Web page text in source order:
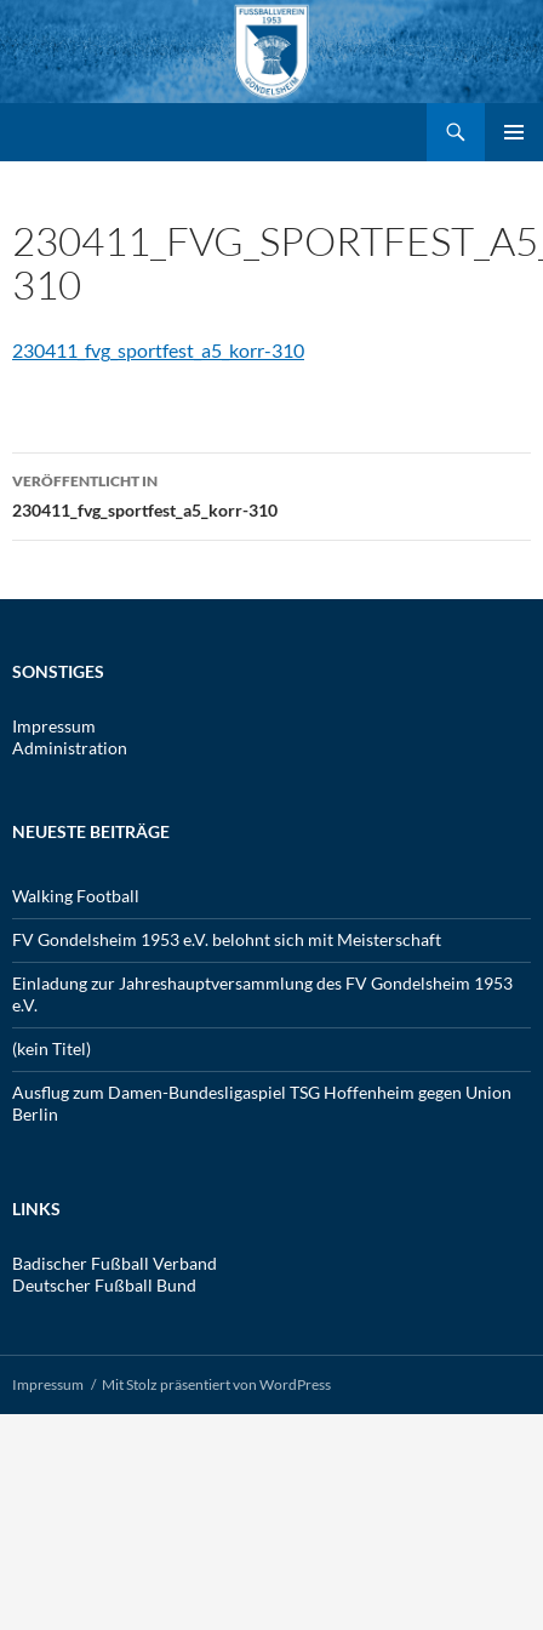
Zum
Inhalt
springen
310
230411_fvg_sportfest_a5_korr-310
Beitragsnavigation
VERÖFFENTLICHT IN
230411_fvg_sportfest_a5_korr-310
SONSTIGES
Impressum
Administration
NEUESTE BEITRÄGE
Walking Football
FV Gondelsheim 1953 e.V. belohnt sich mit Meisterschaft
Einladung zur Jahreshauptversammlung des FV Gondelsheim 1953
e.V.
(kein Titel)
Ausflug zum Damen-Bundesligaspiel TSG Hoffenheim gegen Union
Berlin
LINKS
Badischer Fußball Verband
Deutscher Fußball Bund
Impressum Mit Stolz präsentiert von WordPress